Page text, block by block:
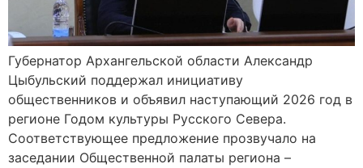
Губернатор Архангельской области Александр
Цыбульский поддержал инициативу
общественников и объявил наступающий 2026 год в
регионе Годом культуры Русского Севера.
Соответствующее предложение прозвучало на
заседании Общественной палаты региона –